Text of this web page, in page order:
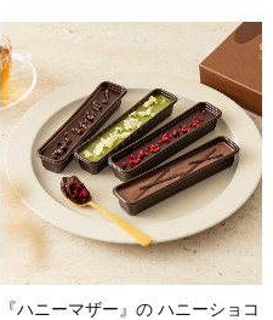
『ハニーマザー』の ハニーショコ